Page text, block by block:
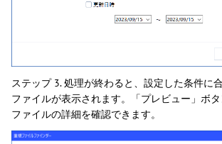
ステップ 3. 処理が終わると、設定した条件に
ファイルが表示されます。「プレビュー」ボ
ファイルの詳細を確認できます。